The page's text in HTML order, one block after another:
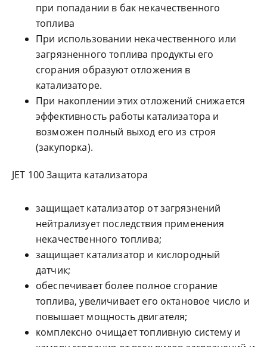
при попадании в бак некачественного
топлива
При использовании некачественного или
загрязненного топлива продукты его
сгорания образуют отложения в
катализаторе.
При накоплении этих отложений снижается
эффективность работы катализатора и
возможен полный выход его из строя
(закупорка).
JET 100 Защита катализатора
защищает катализатор от загрязнений
нейтрализует последствия применения
некачественного топлива;
защищает катализатор и кислородный
датчик;
обеспечивает более полное сгорание
топлива, увеличивает его октановое число и
повышает мощность двигателя;
комплексно очищает топливную систему и